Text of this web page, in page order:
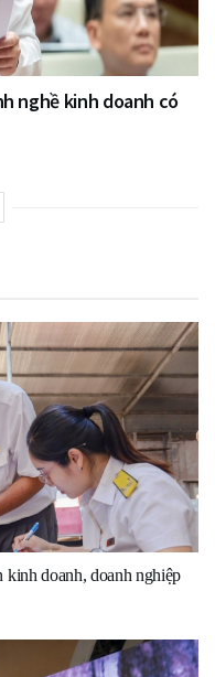
nghề kinh doanh có
kinh doanh, doanh nghiệp